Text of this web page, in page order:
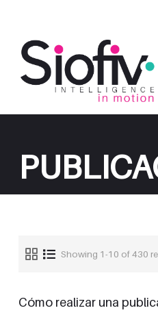
Showing 1-10 of 430
Cómo realizar una